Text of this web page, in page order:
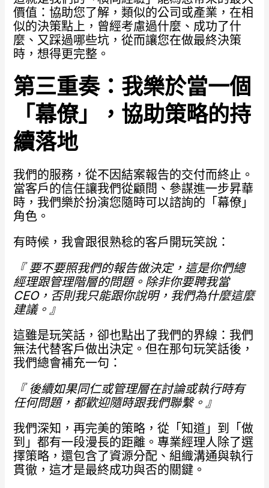
價值：協助您了解，類似的公司或產業，在相
似的決策點上，曾經考慮過什麼、成功了什
麼、又踩過哪些坑，從而讓您在做最終決策
時，想得更完整。
第三重奏：我樂於當一個
「幕僚」，協助策略的持
續落地
我們的服務，從不因結案報告的交付而終止。
當客戶的信任讓我們從顧問、參謀進一步昇華
時，我們樂於扮演您隨時可以諮詢的「幕僚」
角色。
有時候，我會跟很熟稔的客戶開玩笑說：
『 要不要照我們的報告做決定，這是你們總
經理跟管理階層的問題。除非你要聘我當
CEO，否則我只能跟你說明，我們為什麼這麼
建議。』
這雖是玩笑話，卻也點出了我們的界線：我們
無法代替客戶做出決定。但在那句玩笑話後，
我們總會補充一句：
『 後續如果同仁或管理層在討論或執行時有
任何問題，都歡迎隨時跟我們聯繫。』
我們深知，再完美的策略，從「知道」到「做
到」都有一段漫長的距離。專業經理人除了選
擇策略，還包含了資源分配、組織溝通與執行
貫徹，這才是最終成功與否的關鍵。